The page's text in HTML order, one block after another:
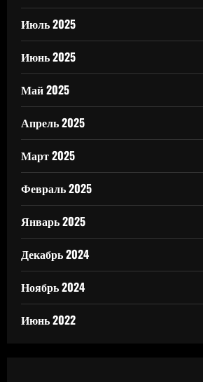
Июль 2025
Июнь 2025
Май 2025
Апрель 2025
Март 2025
Февраль 2025
Январь 2025
Декабрь 2024
Ноябрь 2024
Июнь 2022